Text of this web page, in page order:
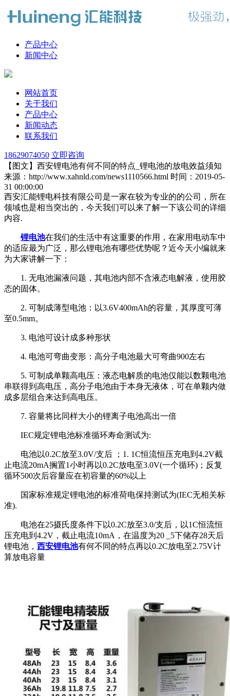
产品中心
新闻中心
网站首页
关于我们
产品中心
新闻动态
联系我们
18629074050 立即咨询
【图文】西安锂电池有何不同的特点_锂电池的放电效益须知
来源：http://www.xahnld.com/news1110566.html 时间：2019-05-
31 00:00:00
西安汇能锂电科技有限公司是一家在较为专业的的公司，所在
领域也是相当突出的，今天我们可以来了解一下该公司的详细
内容.
锂电池在我们的生活中有这重要的作用，在家用电动车中
的适应最为广泛，那么锂电池有哪些优势呢？近今天小编就来
为大家讲解一下：
1. 无电池漏液问题，其电池内部不含液态电解液，使用胶
态的固体。
2. 可制成薄型电池：以3.6V400mAh的容量，其厚度可薄
至0.5mm。
3. 电池可设计成多种形状
4. 电池可弯曲变形：高分子电池最大可弯曲900左右
5. 可制成单颗高电压：液态电解质的电池仅能以数颗电池
串联得到高电压，高分子电池由于本身无液体，可在单颗内做
成多层组合来达到高电压。
7. 容量将比同样大小的锂离子电池高出一倍
IEC规定锂电池标准循环寿命测试为:
电池以0.2C放至3.0V/支后 ；1. 1C恒流恒压充电到4.2V截
止电流20mA搁置1小时再以0.2C放电至3.0V(一个循环)；反复
循环500次后容量应在初容量的60%以上
国家标准规定锂电池的标准荷电保持测试为(IEC无相关标
准).
电池在25摄氏度条件下以0.2C放至3.0/支后，以1C恒流恒
压充电到4.2V，截止电流10mA，在温度为20 _5下储存28天后
锂电池， 西安锂电池有何不同的特点再以0.2C放电至2.75V计
算放电容量